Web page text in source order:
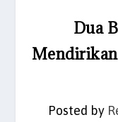
Dua
Posted by